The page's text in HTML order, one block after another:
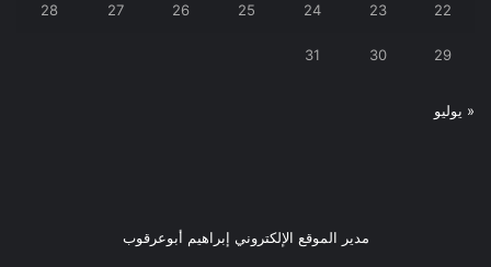
22
23
24
25
26
27
28
29
30
31
« يوليو
مدير الموقع الإلكتروني إبراهيم أبوعرقوب